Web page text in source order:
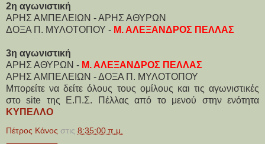
2η αγωνιστική
ΑΡΗΣ ΑΜΠΕΛΕΙΩΝ - ΑΡΗΣ ΑΘΥΡΩΝ
ΔΟΞΑ Π. ΜΥΛΟΤΟΠΟΥ - Μ. ΑΛΕΞΑΝΔΡΟΣ ΠΕΛΛΑΣ
3η αγωνιστική
ΑΡΗΣ ΑΘΥΡΩΝ - Μ. ΑΛΕΞΑΝΔΡΟΣ ΠΕΛΛΑΣ
ΑΡΗΣ ΑΜΠΕΛΕΙΩΝ - ΔΟΞΑ Π. ΜΥΛΟΤΟΠΟΥ
Μπορείτε να δείτε όλους τους ομίλους και τις αγωνιστικές
στο site της Ε.Π.Σ. Πέλλας από το μενού στην ενότητα
ΚΥΠΕΛΛΟ
Πέτρος Κάνος στις 8:35:00 π.μ.